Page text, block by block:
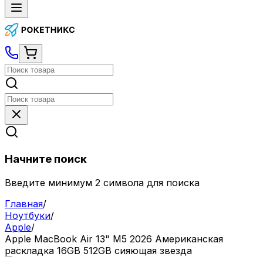
Начните поиск
Введите минимум 2 символа для поиска
Главная/
Ноутбуки/
Apple/
Apple MacBook Air 13" M5 2026 Американская
раскладка 16GB 512GB сияющая звезда